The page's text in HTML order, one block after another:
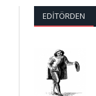
EDITÖRDEN